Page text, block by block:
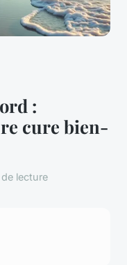
:
cure bien-
de lecture